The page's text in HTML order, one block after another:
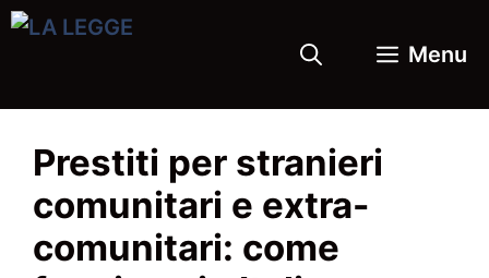
Vai
Menu
Prestiti per stranieri
comunitari e extra-
comunitari: come